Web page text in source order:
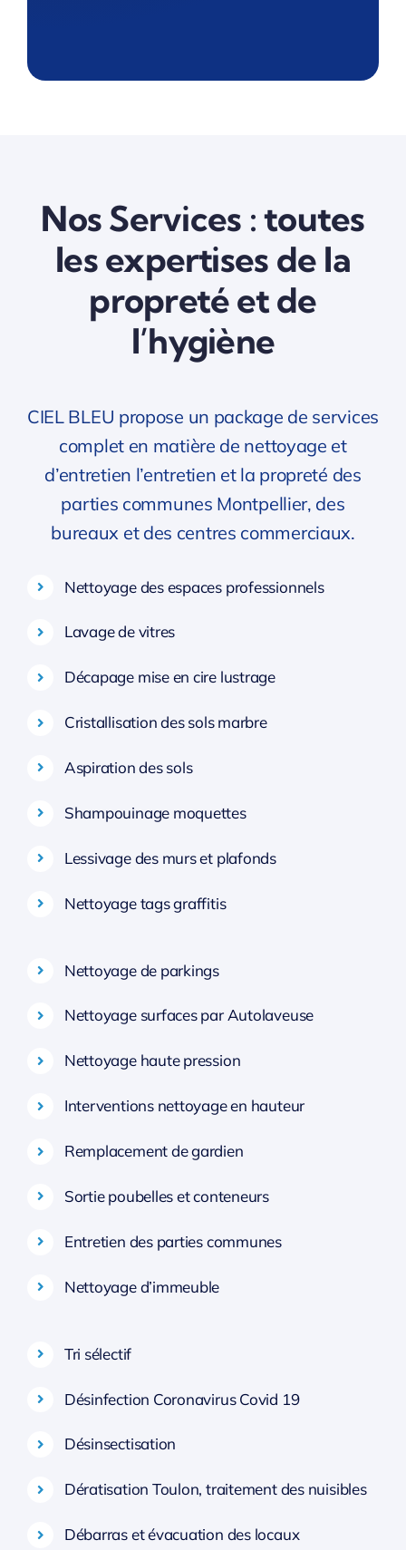
Nos Services : toutes
les expertises de la
propreté et de
l’hygiène
CIEL BLEU propose un package de services
complet en matière de nettoyage et
d’entretien l’entretien et la propreté des
parties communes Montpellier, des
bureaux et des centres commerciaux.
Nettoyage des espaces professionnels
Lavage de vitres
Décapage mise en cire lustrage
Cristallisation des sols marbre
Aspiration des sols
Shampouinage moquettes
Lessivage des murs et plafonds
Nettoyage tags graffitis
Nettoyage de parkings
Nettoyage surfaces par Autolaveuse
Nettoyage haute pression
Interventions nettoyage en hauteur
Remplacement de gardien
Sortie poubelles et conteneurs
Entretien des parties communes
Nettoyage d’immeuble
Tri sélectif
Désinfection Coronavirus Covid 19
Désinsectisation
Dératisation Toulon, traitement des nuisibles
Débarras et évacuation des locaux